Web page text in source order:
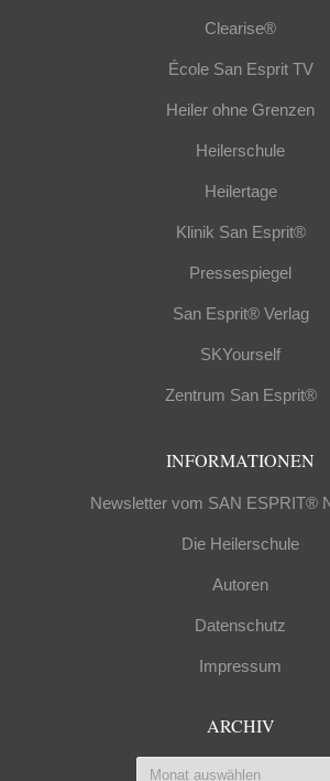
Clearise®
École San Esprit TV
Heiler ohne Grenzen
Heilerschule
Heilertage
Klinik San Esprit®
Pressespiegel
San Esprit® Verlag
SKYourself
Zentrum San Esprit®
INFORMATIONEN
Newsletter vom SAN ESPRIT®
Die Heilerschule
Autoren
Datenschutz
Impressum
ARCHIV